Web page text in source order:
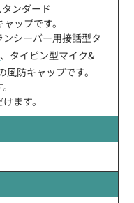
ンダード
ップです。
シーバー用接話型タ
、タイピン型マイク&
防キャップです。
ます。